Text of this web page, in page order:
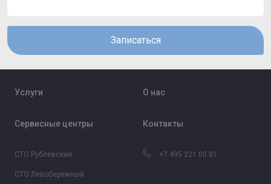
Записаться
Услуги О нас
Сервисные центры
СТО Рублевский
СТО Левобережный
Контакты
+7 495 221 00 81